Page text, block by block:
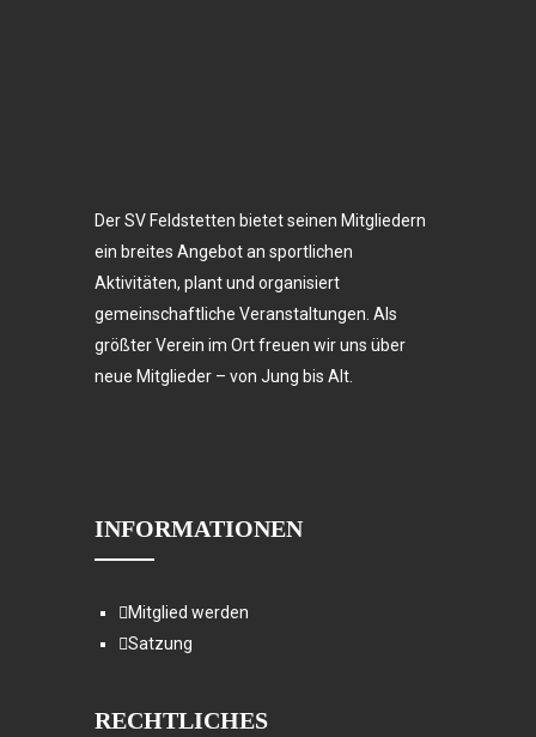
Der SV Feldstetten bietet seinen Mitgliedern
ein breites Angebot an sportlichen
Aktivitäten, plant und organisiert
gemeinschaftliche Veranstaltungen. Als
größter Verein im Ort freuen wir uns über
neue Mitglieder – von Jung bis Alt.
INFORMATIONEN
Mitglied werden
Satzung
RECHTLICHES